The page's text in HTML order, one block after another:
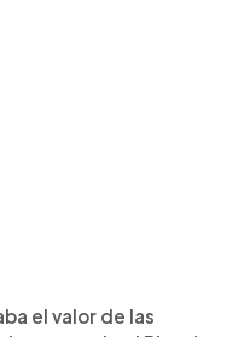
el valor de las